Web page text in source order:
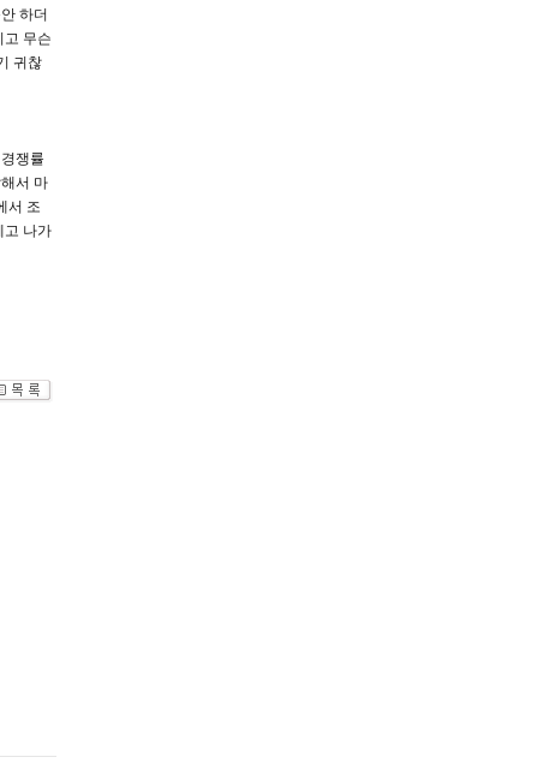
하더
고 무슨
귀찮
쟁률
서 마
서 조
고 나가